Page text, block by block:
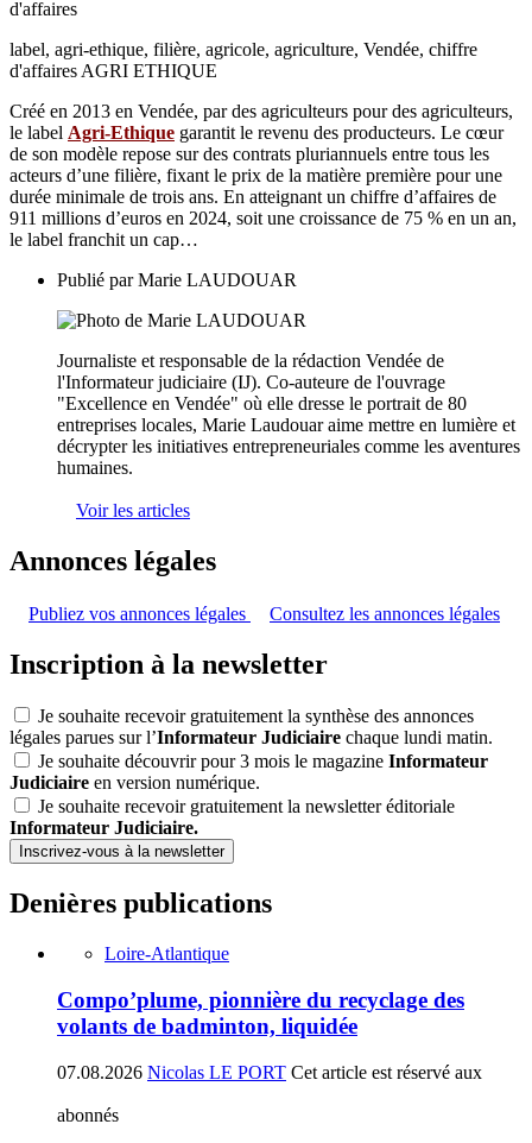
label, agri-ethique, filière, agricole, agriculture, Vendée, chiffre
d'affaires AGRI ETHIQUE
Créé en 2013 en Vendée, par des agriculteurs pour des agriculteurs,
le label Agri-Ethique garantit le revenu des producteurs. Le cœur
de son modèle repose sur des contrats pluriannuels entre tous les
acteurs d’une filière, fixant le prix de la matière première pour une
durée minimale de trois ans. En atteignant un chiffre d’affaires de
911 millions d’euros en 2024, soit une croissance de 75 % en un an,
le label franchit un cap…
Publié parMarie LAUDOUAR
Journaliste et responsable de la rédaction Vendée de
l'Informateur judiciaire (IJ). Co-auteure de l'ouvrage
"Excellence en Vendée" où elle dresse le portrait de 80
entreprises locales, Marie Laudouar aime mettre en lumière et
décrypter les initiatives entrepreneuriales comme les aventures
humaines.
Voir les articles
Annonces légales
Publiez vos annonces légales Consultez les annonces légales
Inscription à la newsletter
Je souhaite recevoir gratuitement la synthèse des annonces
légales parues sur l’Informateur Judiciaire chaque lundi matin.
Je souhaite découvrir pour 3 mois le magazine Informateur
Judiciaire en version numérique.
Je souhaite recevoir gratuitement la newsletter éditoriale
Informateur Judiciaire.
Inscrivez-vous à la newsletter
Denières publications
Loire-Atlantique
Compo’plume, pionnière du recyclage des
volants de badminton, liquidée
07.08.2026 Nicolas LE PORT Cet article est réservé aux
abonnés